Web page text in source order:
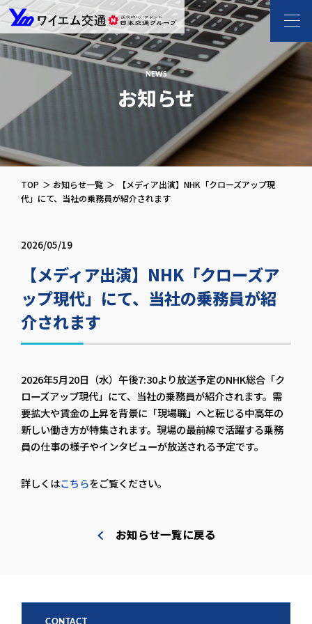
ワイエム交通 l 新
NEWS
お知らせ
TOP お知らせ一覧
【メディア出演】NHK「クローズアップ現
代」にて、当社の乗務員が紹介されます
2026/05/19
【メディア出演】NHK「クローズア
ップ現代」にて、当社の乗務員が紹
介されます
2026年5月20日（水）午後7:30より放送予定のNHK総合「ク
ローズアップ現代」にて、当社の乗務員が紹介されます。需
要拡大や賃金の上昇を背景に「現場職」へと転じる中高年の
新しい働き方が特集されます。現場の最前線で活躍する乗務
員の仕事の様子やインタビューが放送される予定です。
詳しくはこちらをご覧ください。
お知らせ一覧に戻る
CONTACT